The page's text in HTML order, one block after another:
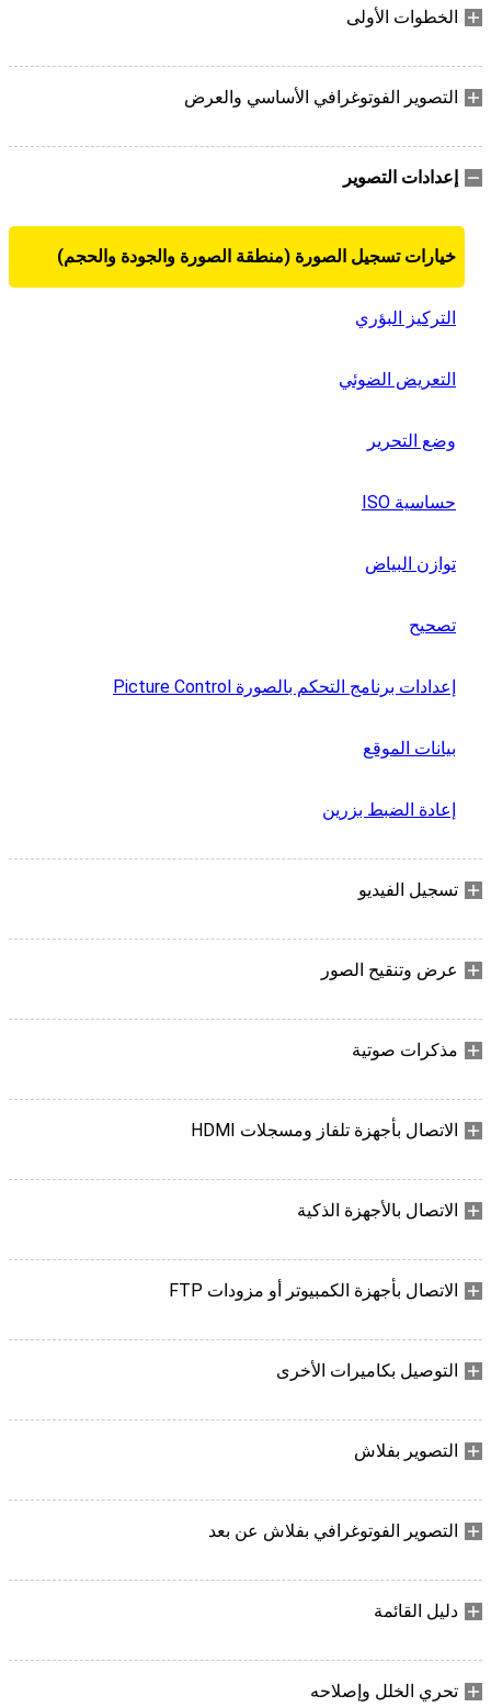
الخطوات الأولى
التصوير الفوتوغرافي الأساسي والعرض
إعدادات التصوير
خيارات تسجيل الصورة (منطقة الصورة والجودة والحجم)
التركيز البؤري
التعريض الضوئي
وضع التحرير
حساسية ISO
توازن البياض
تصحيح
إعدادات برنامج التحكم بالصورة Picture Control
بيانات الموقع
إعادة الضبط بزرين
تسجيل الفيديو
عرض وتنقيح الصور
مذكرات صوتية
الاتصال بأجهزة تلفاز ومسجلات HDMI
الاتصال بالأجهزة الذكية
الاتصال بأجهزة الكمبيوتر أو مزودات FTP
التوصيل بكاميرات الأخرى
التصوير بفلاش
التصوير الفوتوغرافي بفلاش عن بعد
دليل القائمة
تحري الخلل وإصلاحه